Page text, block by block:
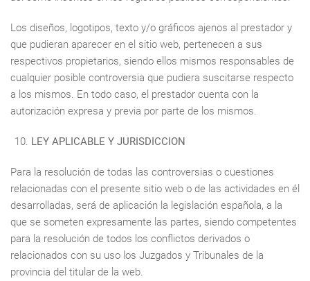
Los diseños, logotipos, texto y/o gráficos ajenos al prestador y
que pudieran aparecer en el sitio web, pertenecen a sus
respectivos propietarios, siendo ellos mismos responsables de
cualquier posible controversia que pudiera suscitarse respecto
a los mismos. En todo caso, el prestador cuenta con la
autorización expresa y previa por parte de los mismos.
LEY APLICABLE Y JURISDICCION
Para la resolución de todas las controversias o cuestiones
relacionadas con el presente sitio web o de las actividades en él
desarrolladas, será de aplicación la legislación española, a la
que se someten expresamente las partes, siendo competentes
para la resolución de todos los conflictos derivados o
relacionados con su uso los Juzgados y Tribunales de la
provincia del titular de la web.